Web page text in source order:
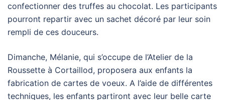
confectionner des truffes au chocolat. Les participants
pourront repartir avec un sachet décoré par leur soin
rempli de ces douceurs.
Dimanche, Mélanie, qui s’occupe de l’Atelier de la
Roussette à Cortaillod, proposera aux enfants la
fabrication de cartes de voeux. A l’aide de différentes
techniques, les enfants partiront avec leur belle carte